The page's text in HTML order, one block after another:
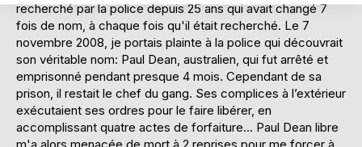
recherché par la police depuis 25 ans qui avait changé 7
fois de nom, à chaque fois qu'il était recherché. Le 7
novembre 2008, je portais plainte à la police qui découvrait
son véritable nom: Paul Dean, australien, qui fut arrêté et
emprisonné pendant presque 4 mois. Cependant de sa
prison, il restait le chef du gang. Ses complices à l’extérieur
exécutaient ses ordres pour le faire libérer, en
accomplissant quatre actes de forfaiture... Paul Dean libre